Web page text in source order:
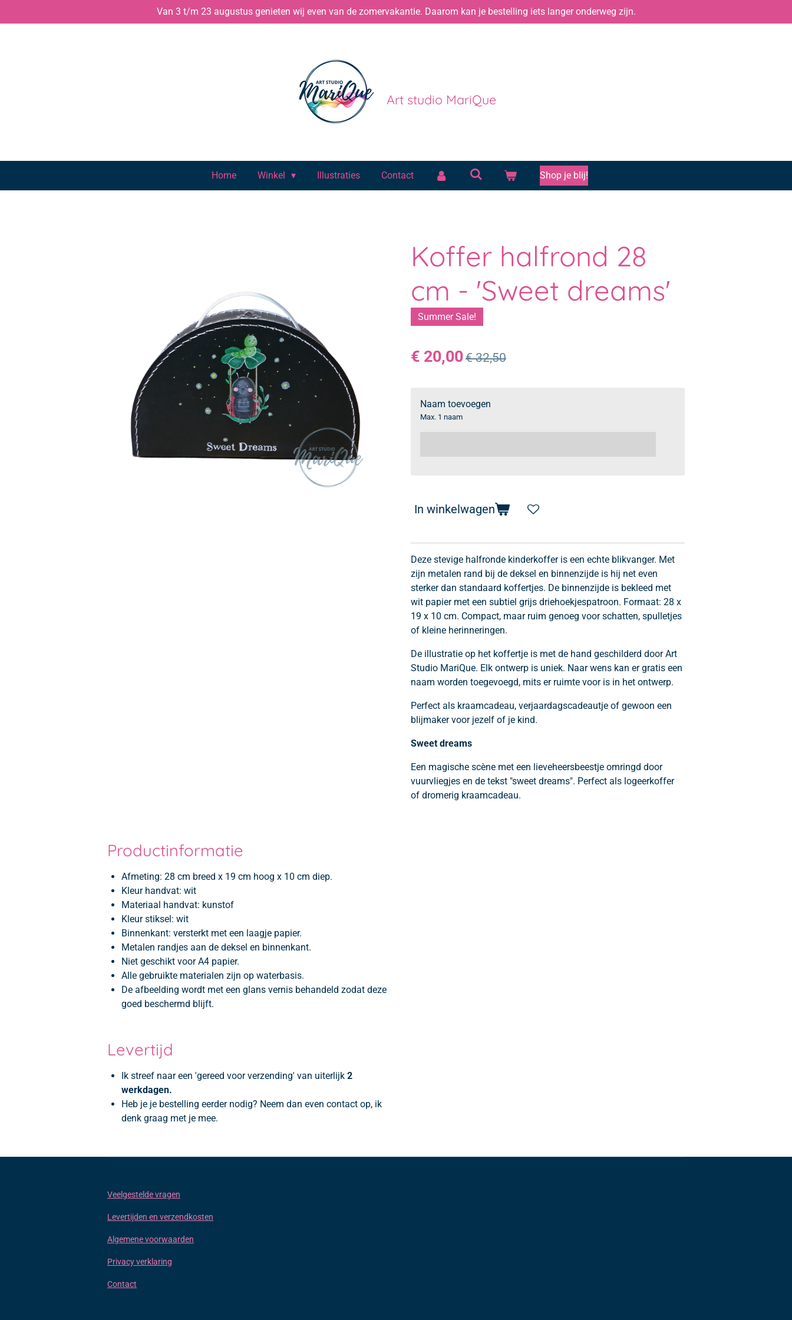
direct
Van 3 t/m 23 augustus genieten wij even van de zomervakantie. Daarom kan je bestelling iets langer onderweg zijn.
Art studio MariQue
Home Winkel Illustraties Contact Shop je blij!
Koffer halfrond 28
cm - 'Sweet dreams'
Summer Sale!
€ 20,00€ 32,50
Naam toevoegen
Max. 1 naam
In winkelwagen
Deze stevige halfronde kinderkoffer is een echte blikvanger. Met
zijn metalen rand bij de deksel en binnenzijde is hij net even
sterker dan standaard koffertjes. De binnenzijde is bekleed met
wit papier met een subtiel grijs driehoekjespatroon. Formaat: 28 x
19 x 10 cm. Compact, maar ruim genoeg voor schatten, spulletjes
of kleine herinneringen.
De illustratie op het koffertje is met de hand geschilderd door Art
Studio MariQue. Elk ontwerp is uniek. Naar wens kan er gratis een
naam worden toegevoegd, mits er ruimte voor is in het ontwerp.
Perfect als kraamcadeau, verjaardagscadeautje of gewoon een
blijmaker voor jezelf of je kind.
Sweet dreams
Een magische scène met een lieveheersbeestje omringd door
vuurvliegjes en de tekst "sweet dreams". Perfect als logeerkoffer
of dromerig kraamcadeau.
Productinformatie
Afmeting: 28 cm breed x 19 cm hoog x 10 cm diep.
Kleur handvat: wit
Materiaal handvat: kunstof
Kleur stiksel: wit
Binnenkant: versterkt met een laagje papier.
Metalen randjes aan de deksel en binnenkant.
Niet geschikt voor A4 papier.
Alle gebruikte materialen zijn op waterbasis.
De afbeelding wordt met een glans vernis behandeld zodat deze
goed beschermd blijft.
Levertijd
Ik streef naar een 'gereed voor verzending' van uiterlijk 2
werkdagen.
Heb je je bestelling eerder nodig? Neem dan even contact op, ik
denk graag met je mee.
Veelgestelde vragen
Levertijden en verzendkosten
Algemene voorwaarden
Privacy verklaring
Contact